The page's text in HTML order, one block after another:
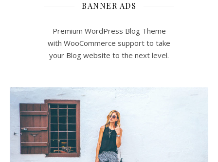
BANNER ADS
Premium WordPress Blog Theme
with WooCommerce support to take
your Blog website to the next level.